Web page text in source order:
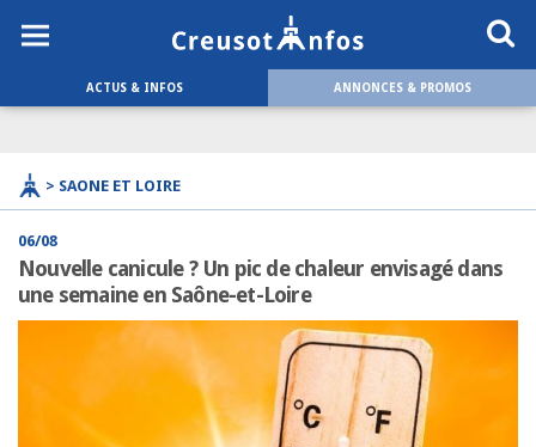
ACTUS & INFOS ANNONCES & PROMOS
> SAONE ET LOIRE
06/08
Nouvelle canicule ? Un pic de chaleur envisagé dans
une semaine en Saône-et-Loire